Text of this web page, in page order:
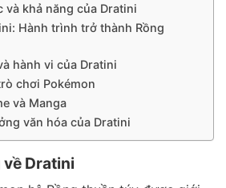
và khả năng của Dratini
Hành trình trở thành Rồng
hành vi của Dratini
chơi Pokémon
và Manga
văn hóa của Dratini
Dratini